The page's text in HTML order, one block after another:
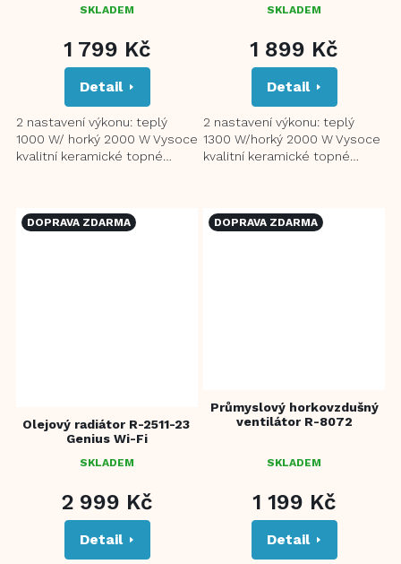
SKLADEM
1 799 Kč
Detail
2 nastavení výkonu: teplý
1000 W/ horký 2000 W Vysoce
kvalitní keramické topné
SKLADEM
1 899 Kč
Detail
2 nastavení výkonu: teplý
1300 W/horký 2000 W Vysoce
kvalitní keramické topné
DOPRAVA ZDARMA
Olejový radiátor R-2511-23
Genius Wi-Fi
PRŮMĚRNÉ
PRODUKTU
SKLADEM
2 999 Kč
Detail
DOPRAVA ZDARMA
Průmyslový horkovzdušný
ventilátor R-8072
SKLADEM
1 199 Kč
Detail